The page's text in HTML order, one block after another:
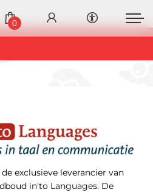
0
exclusieve leverancier van
in'to Languages. De